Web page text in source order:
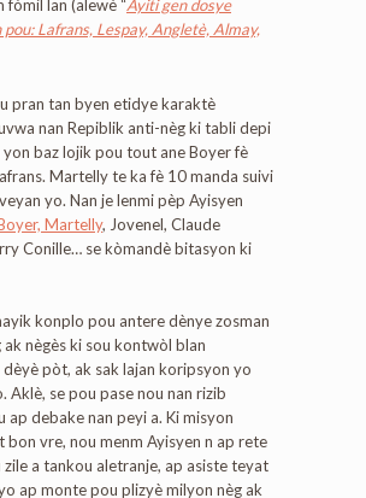
fòmil lan (alewè “Ayiti gen dosye
Lafrans, Lespay, Angletè, Almay,
pran tan byen etidye karaktè
nan Repiblik anti-nèg ki tabli depi
baz lojik pou tout ane Boyer fè
Martelly te ka fè 10 manda suivi
yo. Nan je lenmi pèp Ayisyen
Martelly, Jovenel, Claude
Conille… se kòmandè bitasyon ki
konplo pou antere dènye zosman
nègès ki sou kontwòl blan
dèyè pòt, ak sak lajan koripsyon yo
Aklè, se pou pase nou nan rizib
debake nan peyi a. Ki misyon
bon vre, nou menm Ayisyen n ap rete
zile a tankou aletranje, ap asiste teyat
ap monte pou plizyè milyon nèg ak